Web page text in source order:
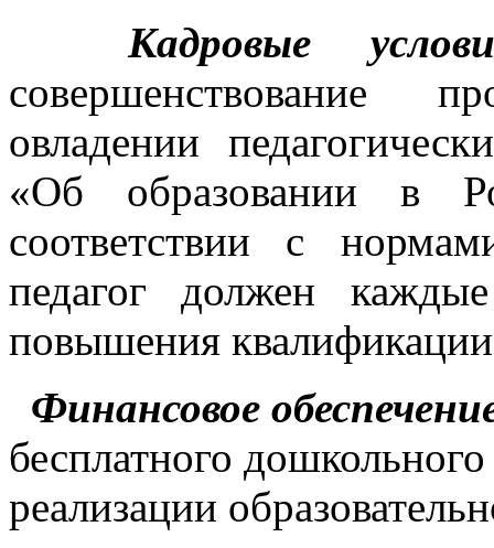
Кадровые
совершенствование
овладении
«Об образовании в
соответствии с
педагог должен
повышения
Финансовое
бесплатного
реализации